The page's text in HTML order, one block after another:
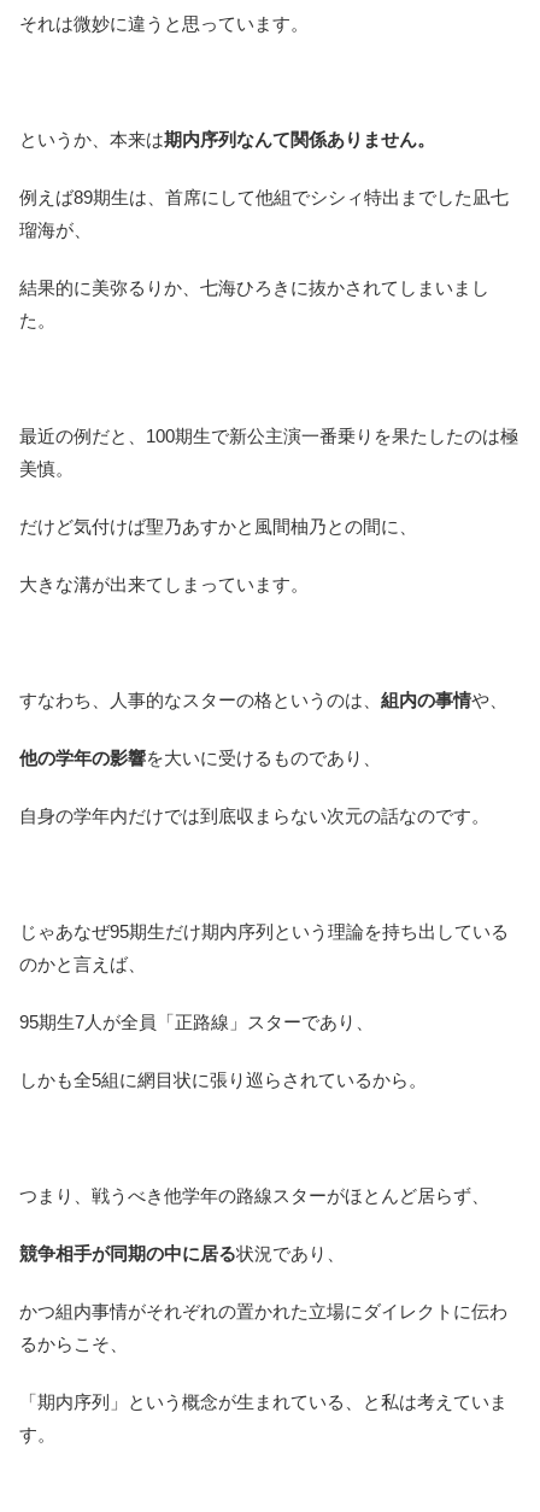
それは微妙に違うと思っています。
というか、本来は期内序列なんて関係ありません。
例えば89期生は、首席にして他組でシシィ特出までした凪七
瑠海が、
結果的に美弥るりか、七海ひろきに抜かされてしまいまし
た。
最近の例だと、100期生で新公主演一番乗りを果たしたのは極
美慎。
だけど気付けば聖乃あすかと風間柚乃との間に、
大きな溝が出来てしまっています。
すなわち、人事的なスターの格というのは、 組内の事情や、
他の学年の影響を大いに受けるものであり、
自身の学年内だけでは到底収まらない次元の話なのです。
じゃあなぜ95期生だけ期内序列という理論を持ち出している
のかと言えば、
95期生7人が全員「正路線」スターであり、
しかも全5組に網目状に張り巡らされているから。
つまり、戦うべき他学年の路線スターがほとんど居らず、
競争相手が同期の中に居る状況であり、
かつ組内事情がそれぞれの置かれた立場にダイレクトに伝わ
るからこそ、
「期内序列」という概念が生まれている、と私は考えていま
す。